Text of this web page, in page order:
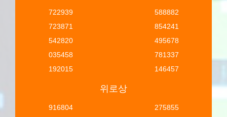
722939
723871
542820
035458
192015
588882
854241
495678
781337
146457
위로상
916804
275855